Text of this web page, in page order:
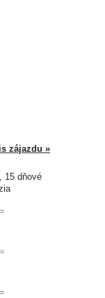
zájazdu »
15 dňové